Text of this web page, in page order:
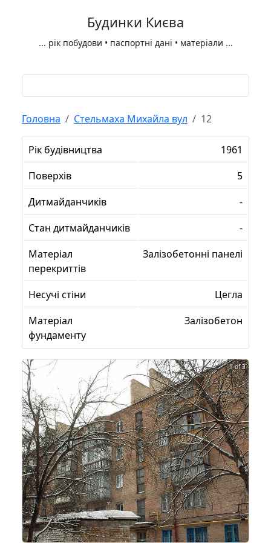
Будинки Києва
... рік побудови • паспортні дані • матеріали ...
Головна Стельмаха Михайла вул 12
Рік будівництва
1961
Поверхів
5
Дитмайданчиків
-
Стан дитмайданчиків
-
Матеріал
перекриттів
Залізобетонні панелі
Несучі стіни
Цегла
Матеріал
фундаменту
Залізобетон
1 of 3